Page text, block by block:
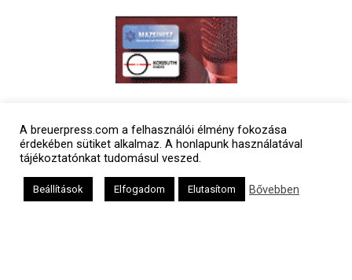
A breuerpress.com a felhasználói élmény fokozása
érdekében sütiket alkalmaz. A honlapunk használatával
tájékoztatónkat tudomásul veszed.
Beállítások Elfogadom Elutasítom Bővebben